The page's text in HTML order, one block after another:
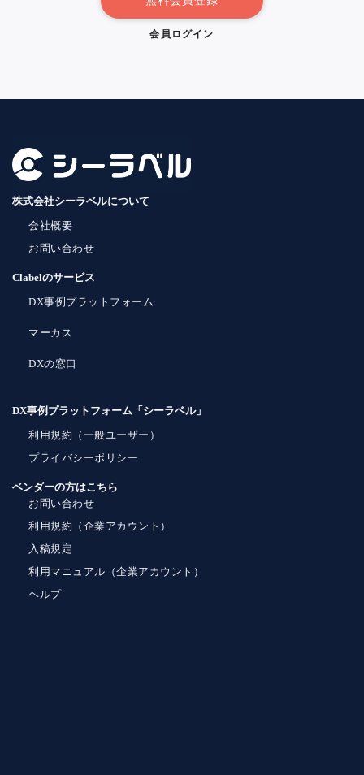
会員ログイン
株式会社シーラベルについて
会社概要
お問い合わせ
Clabelのサービス
DX事例プラットフォーム
マーカス
DXの窓口
DX事例プラットフォーム「シーラベル」
利用規約（一般ユーザー）
プライバシーポリシー
ベンダーの方はこちら
お問い合わせ
利用規約（企業アカウント）
入稿規定
利用マニュアル（企業アカウント）
ヘルプ